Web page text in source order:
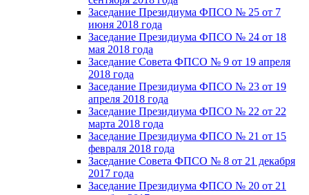
Заседание Президиума ФПСО № 25 от 7
июня 2018 года
Заседание Президиума ФПСО № 24 от 18
мая 2018 года
Заседание Совета ФПСО № 9 от 19 апреля
2018 года
Заседание Президиума ФПСО № 23 от 19
апреля 2018 года
Заседание Президиума ФПСО № 22 от 22
марта 2018 года
Заседание Президиума ФПСО № 21 от 15
февраля 2018 года
Заседание Совета ФПСО № 8 от 21 декабря
2017 года
Заседание Президиума ФПСО № 20 от 21